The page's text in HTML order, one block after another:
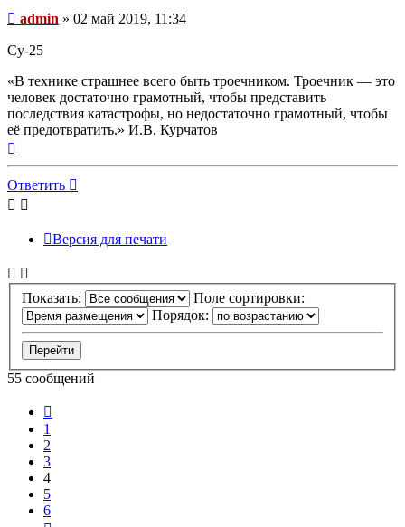
Непрочитанное
admin » 02 май 2019, 11:34
Cу-25
«В технике страшнее всего быть троечником. Троечник — это
человек достаточно грамотный, чтобы представить
последствия катастрофы, но недостаточно грамотный, чтобы
её предотвратить.» И.В. Курчатов
началу
Ответить
Ответить
Версия для печати
Показать:
Поле сортировки:
Порядок:
55 сообщений
1
2
3
4
5
6